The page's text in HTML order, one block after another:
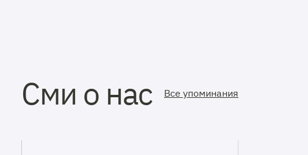
Все упоминания
Сми о нас